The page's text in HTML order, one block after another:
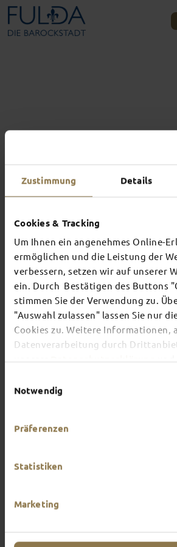
Zustimmung Details
Cookies & Tracking
Um Ihnen ein angenehmes Online-
ermöglichen und die Leistung der
verbessern, setzen wir auf unserer
ein. Durch Bestätigen des Buttons
stimmen Sie der Verwendung zu.
"Auswahl zulassen" lassen Sie nur
Cookies zu. Weitere Informationen,
Datenverarbeitung durch
Notwendig
Präferenzen
Statistiken
Marketing
Experiences unique to Fulda
TOP
There's always something going on
whether it's a concert, a musical, a
guided tour or a theatre
place to discover the current